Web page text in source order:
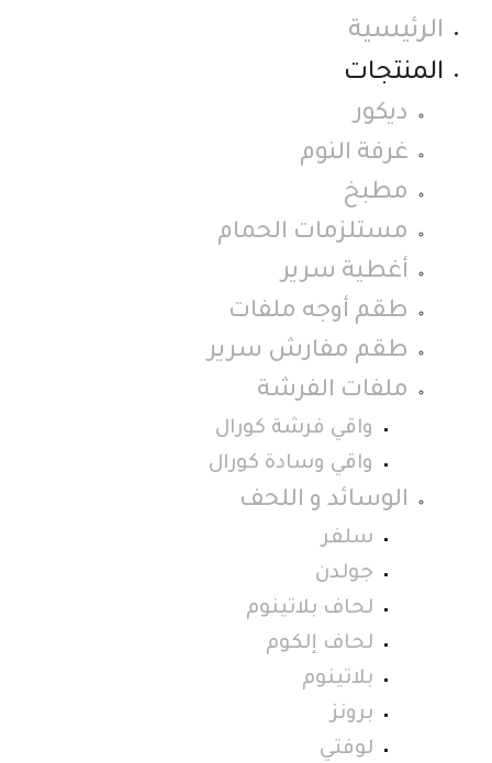
الرئيسية
المنتجات
ديكور
غرفة النوم
مطبخ
مستلزمات الحمام
أغطية سرير
طقم أوجه ملفات
طقم مفارش سرير
ملفات الفرشة
واقي فرشة كورال
واقي وسادة كورال
الوسائد و اللحف
سلفر
جولدن
لحاف بلاتينوم
لحاف إلكوم
بلاتينوم
برونز
لوفتي